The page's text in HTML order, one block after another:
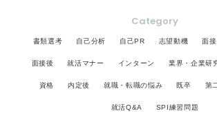
Category
書類選考 自己分析 自己PR 志望動機 面
面接後 就活マナー インターン 業界・企業研
資格 内定後 就職・転職の悩み 既卒 第
就活Q&A SPI練習問題